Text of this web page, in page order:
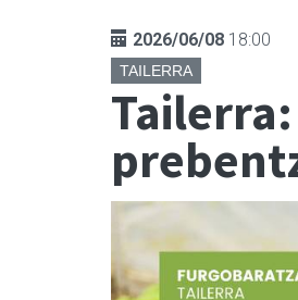
2026/06/08 18:00
TAILERRA